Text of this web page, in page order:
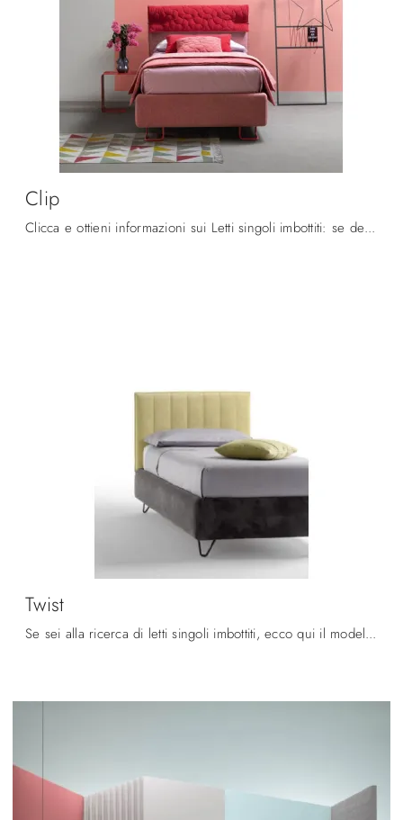
Clip
Clicca e ottieni informazioni sui Letti singoli imbottiti: se desideri modelli moderni, il modello Clip Bside fa al caso tuo.
Twist
Se sei alla ricerca di letti singoli imbottiti, ecco qui il modello Twist in tessuto per completare la camera dei più piccoli.